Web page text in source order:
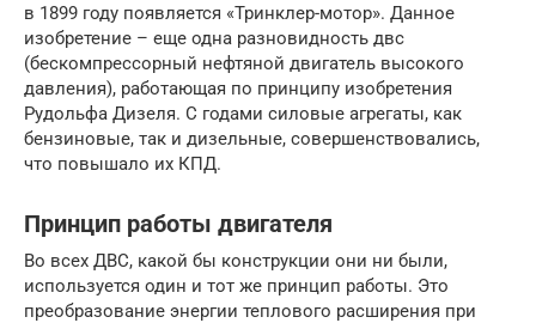
в 1899 году появляется «Тринклер-мотор». Данное
изобретение – еще одна разновидность двс
(бескомпрессорный нефтяной двигатель высокого
давления), работающая по принципу изобретения
Рудольфа Дизеля. С годами силовые агрегаты, как
бензиновые, так и дизельные, совершенствовались,
что повышало их КПД.
Принцип работы двигателя
Во всех ДВС, какой бы конструкции они ни были,
используется один и тот же принцип работы. Это
преобразование энергии теплового расширения при